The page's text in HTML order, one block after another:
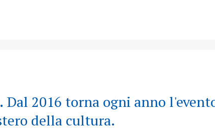
Dal 2016 torna ogni anno
della cultura.